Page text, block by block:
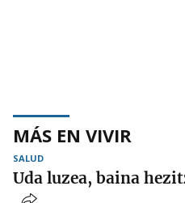
MÁS EN VIVIR
SALUD
Uda luzea, baina